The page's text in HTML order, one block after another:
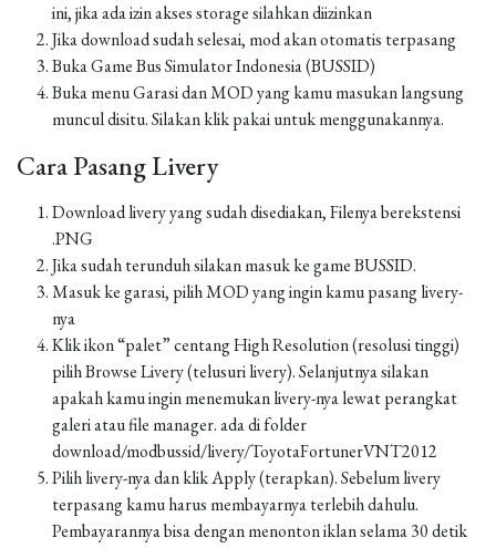
ini, jika ada izin akses storage silahkan diizinkan
Jika download sudah selesai, mod akan otomatis terpasang
Buka Game Bus Simulator Indonesia (BUSSID)
Buka menu Garasi dan MOD yang kamu masukan langsung
muncul disitu. Silakan klik pakai untuk menggunakannya.
Cara Pasang Livery
Download livery yang sudah disediakan, Filenya berekstensi
.PNG
Jika sudah terunduh silakan masuk ke game BUSSID.
Masuk ke garasi, pilih MOD yang ingin kamu pasang livery-
nya
Klik ikon “palet” centang High Resolution (resolusi tinggi)
pilih Browse Livery (telusuri livery). Selanjutnya silakan
apakah kamu ingin menemukan livery-nya lewat perangkat
galeri atau file manager. ada di folder
download/modbussid/livery/ToyotaFortunerVNT2012
Pilih livery-nya dan klik Apply (terapkan). Sebelum livery
terpasang kamu harus membayarnya terlebih dahulu.
Pembayarannya bisa dengan menonton iklan selama 30 detik